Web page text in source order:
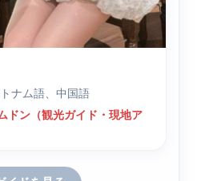
ナム語、中国語
ドン（観光ガイド・現地ア